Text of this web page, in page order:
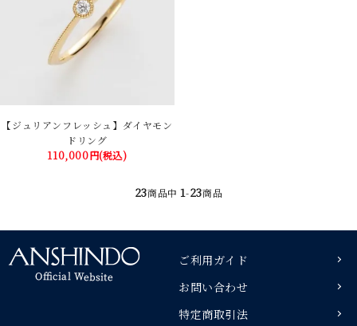
【ジュリアンフレッシュ】ダイヤモン
ドリング
110,000円(税込)
23商品中 1-23商品
ご利用ガイド
お問い合わせ
特定商取引法